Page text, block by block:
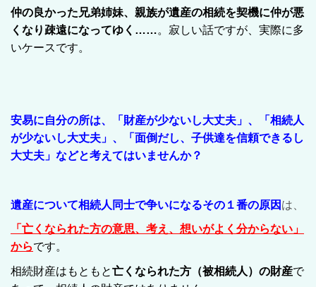
仲の良かった兄弟姉妹、親族が遺産の相続を契機に仲が悪
くなり疎遠になってゆく……。寂しい話ですが、実際に多
いケースです。
安易に自分の所は、「財産が少ないし大丈夫」、「相続人
が少ないし大丈夫」、「面倒だし、子供達を信頼できるし
大丈夫」などと考えてはいませんか？
遺産について相続人同士で争いになるその１番の原因 は、
「亡くなられた方の意思、考え、想いがよく分からない」
からです。
相続財産はもともと亡くなられた方（被相続人）の財産で